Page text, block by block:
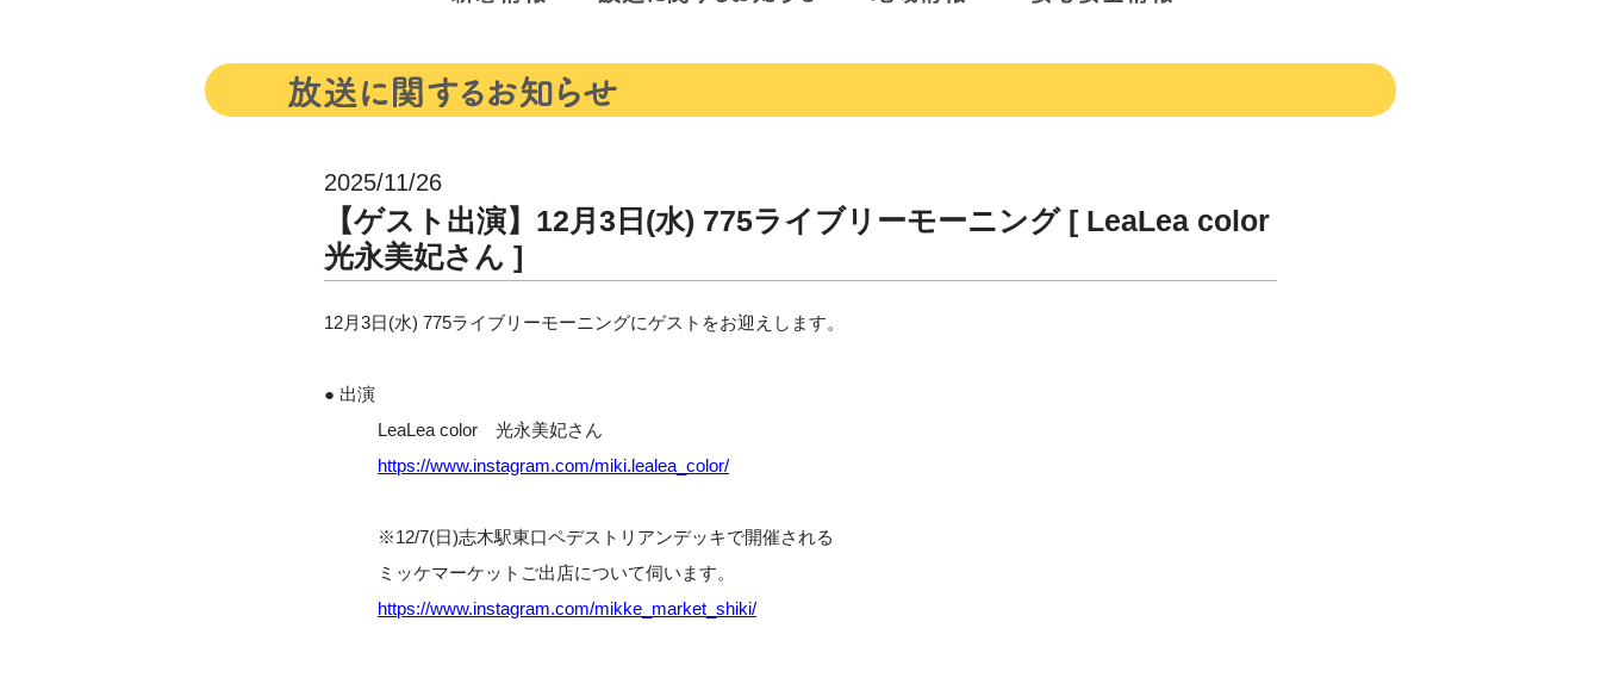
2025/11/26
【ゲスト出演】12月3日(水) 775ライブリーモーニング [ LeaLea color
光永美妃さん ]
12月3日(水) 775ライブリーモーニングにゲストをお迎えします。
● 出演
LeaLea color 光永美妃さん
https://www.instagram.com/miki.lealea_color/
※12/7(日)志木駅東口ペデストリアンデッキで開催される
ミッケマーケットご出店について伺います。
https://www.instagram.com/mikke_market_shiki/